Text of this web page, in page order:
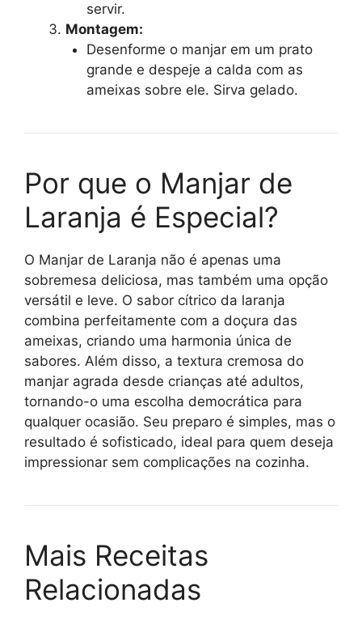
servir.
Montagem:
Desenforme o manjar em um prato
grande e despeje a calda com as
ameixas sobre ele. Sirva gelado.
Por que o Manjar de
Laranja é Especial?
O Manjar de Laranja não é apenas uma
sobremesa deliciosa, mas também uma opção
versátil e leve. O sabor cítrico da laranja
combina perfeitamente com a doçura das
ameixas, criando uma harmonia única de
sabores. Além disso, a textura cremosa do
manjar agrada desde crianças até adultos,
tornando-o uma escolha democrática para
qualquer ocasião. Seu preparo é simples, mas o
resultado é sofisticado, ideal para quem deseja
impressionar sem complicações na cozinha.
Mais Receitas
Relacionadas